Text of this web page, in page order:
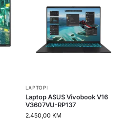
LAPTOPI
Laptop ASUS Vivobook V16
V3607VU-RP137
2.450,00 KM